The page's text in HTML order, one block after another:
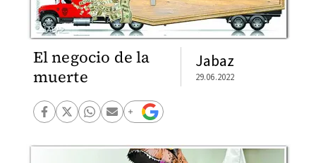
El negocio de la
muerte
Jabaz
29.06.2022